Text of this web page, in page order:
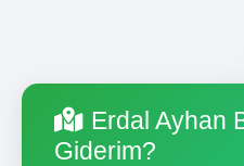
Erdal Ayhan
Giderim?